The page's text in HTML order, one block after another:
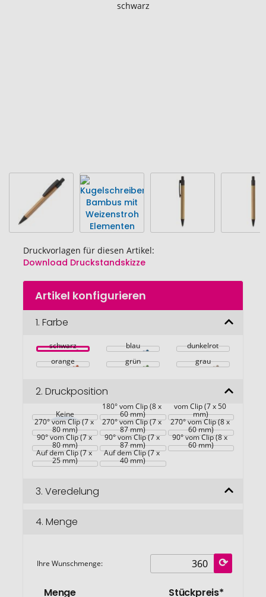
Druckvorlagen für diesen Artikel:
Download Druckstandskizze
Zum
Anfang
Bildgalerie
Artikel konfigurieren
1. Farbe
schwarz blau
dunkelrot
orange
grün grau
2. Druckposition
Keine
180° vom Clip (8 x
60 mm)
vom Clip (7 x 50
mm)
270° vom Clip (7 x
80 mm)
270° vom Clip (7 x
87 mm)
270° vom Clip (8 x
60 mm)
90° vom Clip (7 x
80 mm)
90° vom Clip (7 x
87 mm)
90° vom Clip (8 x
60 mm)
Auf dem Clip (7 x
25 mm)
Auf dem Clip (7 x
40 mm)
3. Veredelung
4. Menge
Ihre Wunschmenge:
Menge
Stückpreis*